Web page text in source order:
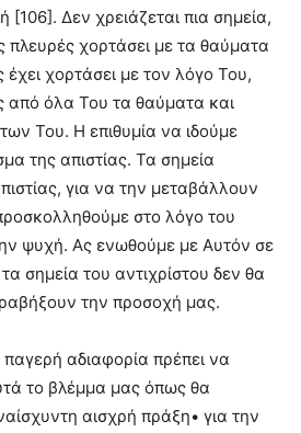
[106]. Δεν χρειάζεται πια σημεία,
πλευρές χορτάσει με τα θαύματα
έχει χορτάσει με τον λόγο Του,
από όλα Του τα θαύματα και
Του. Η επιθυμία να ιδούμε
της απιστίας. Τα σημεία
για να την μεταβάλλουν
στο λόγο του
ψυχή. Ας ενωθούμε με Αυτόν σε
σημεία του αντιχρίστου δεν θα
την προσοχή μας.
αδιαφορία πρέπει να
το βλέμμα μας όπως θα
αισχρή πράξη• για την